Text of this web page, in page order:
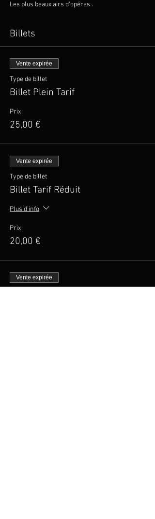
Les plus beaux airs d'opéras .
Billets
Vente expirée
Type de billet
Billet Plein Tarif
Prix
25,00 €
Vente expirée
Type de billet
Billet Tarif Réduit
Plus d'info
Prix
20,00 €
Vente expirée